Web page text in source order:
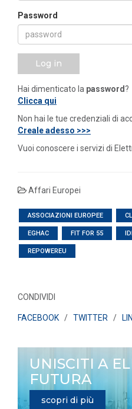
Password
Log in
Hai dimenticato la password?
Clicca qui
Non hai le tue credenziali di
Creale adesso >>>
Vuoi conoscere i servizi di
Affari Europei
ASSOCIAZIONI EUROPEE
EGHAC FIT FOR 55
REPOWEREU
CONDIVIDI
FACEBOOK/ TWITTER /
UNISCITI A
FUTURA
scopri di più